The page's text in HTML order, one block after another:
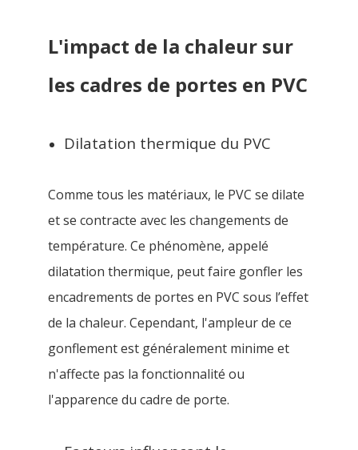
L'impact de la chaleur sur
les cadres de portes en PVC
Dilatation thermique du PVC
Comme tous les matériaux, le PVC se dilate
et se contracte avec les changements de
température. Ce phénomène, appelé
dilatation thermique, peut faire gonfler les
encadrements de portes en PVC sous l’effet
de la chaleur. Cependant, l'ampleur de ce
gonflement est généralement minime et
n'affecte pas la fonctionnalité ou
l'apparence du cadre de porte.